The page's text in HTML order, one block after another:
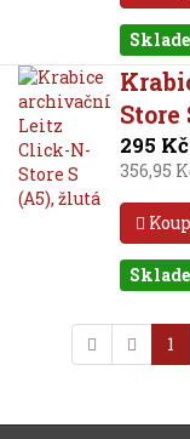
Store
295 Kč
356,95
1